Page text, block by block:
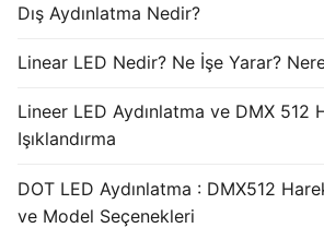
Dış Aydınlatma Nedir?
Linear LED Nedir? Ne İşe Yarar?
Lineer LED Aydınlatma ve DMX 512
Işıklandırma
DOT LED Aydınlatma : DMX512
ve Model Seçenekleri